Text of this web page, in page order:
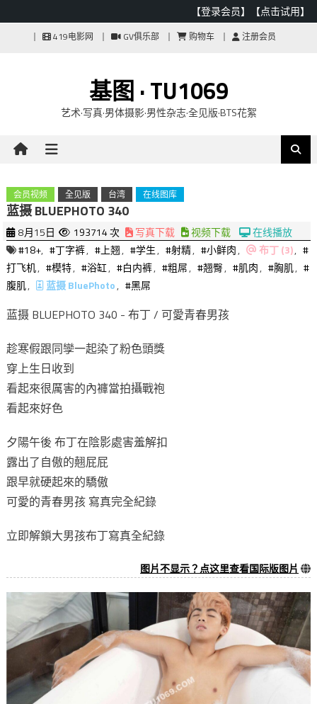
【登录会员】 【点击试用】
419电影网 GV俱乐部 购物车 注册会员
基图 · TU1069
艺术·写真·男体摄影·男性杂志·全见版·BTS花絮
会员视频 全见版 台湾 在线图库
蓝摄 BLUEPHOTO 340
8月15日 193714 次 写真下载 视频下载
在线播放
#18+, #丁字裤, #上翘, #学生, #射精, #小鲜肉, 布丁 (3), #
打飞机, #模特, #浴缸, #白内裤, #粗屌, #翘臀, #肌肉, #胸肌, #
腹肌, 蓝摄 BluePhoto, #黑屌
蓝摄 BLUEPHOTO 340 - 布丁 / 可愛青春男孩
趁寒假跟同孿一起染了粉色頭獎
穿上生日收到
看起來很厲害的內褲當拍攝戰袍
看起來好色
夕陽午後 布丁在陰影處害羞解扣
露出了自傲的翹屁屁
跟早就硬起來的驕傲
可愛的青春男孩 寫真完全紀錄
立即解鎖大男孩布丁寫真全紀錄
图片不显示？点这里查看国际版图片